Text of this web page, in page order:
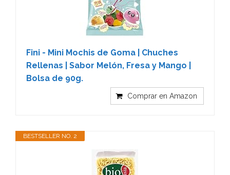
Fini - Mini Mochis de Goma | Chuches
Rellenas | Sabor Melón, Fresa y Mango |
Bolsa de 90g.
Comprar en Amazon
BESTSELLER NO. 2